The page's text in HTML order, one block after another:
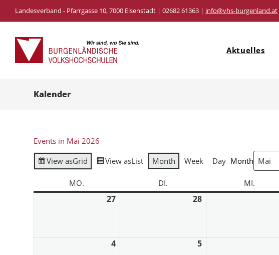
Landesverband - Pfarrgasse 10, 7000 Eisenstadt | 02682 61363 | info@vhs-burgenland.at
Aktuelles
Kalender
Events in Mai 2026
View asGrid View asList Month Week Day Month
MO. DI. MI.
27 28
4 5